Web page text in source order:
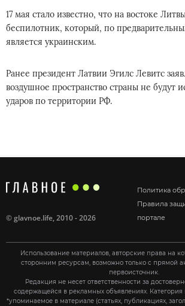
17 мая стало известно, что на востоке
беспилотник, который, по
является украинским.
Ранее президент Латвии Эгилс Левитс
воздушное пространство страны не будут
ударов по территории РФ.
Политика
Правила
портале
©glavnoe.life, 2010 - 2026
Использование материалов, авторские права на
сторонним ресурсам, возможно только с прямой
первоисточник.
Редакция не несет ответственности за
содержащейся в рекламных объявлениях. Категория
*упоминаемое в материале (статьях, публикациях,